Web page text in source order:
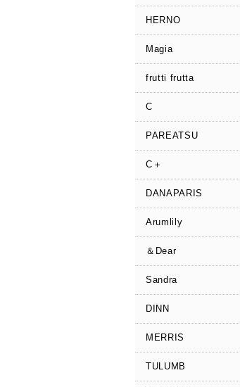
HERNO
Magia
frutti frutta
C
PAREATSU
C＋
DANAPARIS
Arumlily
＆Dear
Sandra
DINN
MERRIS
TULUMB